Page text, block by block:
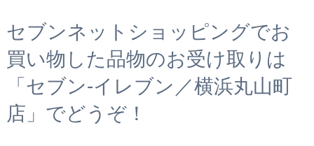
セブンネットショッピングでお
買い物した品物のお受け取りは
「セブン‐イレブン／横浜丸山町
店」でどうぞ！